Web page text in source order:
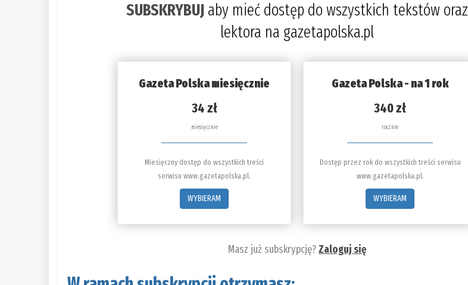
SUBSKRYBUJ aby mieć dostęp do wszystkich tekstów oraz
lektora na gazetapolska.pl
Gazeta Polska miesięcznie
34 zł
miesięcznie
Miesięczny dostęp do wszystkich treści
serwisu www.gazetapolska.pl.
WYBIERAM
Gazeta Polska - na 1 rok
340 zł
rocznie
Dostęp przez rok do wszystkich treści serwisu
www.gazetapolska.pl.
WYBIERAM
Masz już subskrypcję?Zaloguj się